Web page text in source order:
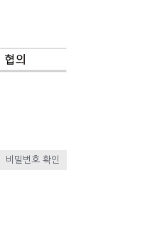
비밀번호 확인